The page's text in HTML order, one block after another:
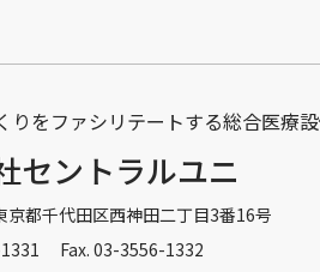
りをファシリテートする総合医療
セントラルユニ
京都千代田区西神田二丁目3番16号
Fax. 03-3556-1332